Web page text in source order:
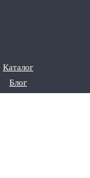
Каталог
Каталог
Блог
Блог